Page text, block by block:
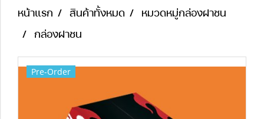
หน้าแรก สินค้าทั้งหมด
หมวดหมู่กล่องฝาชน
กล่องฝาชน
Pre-Order